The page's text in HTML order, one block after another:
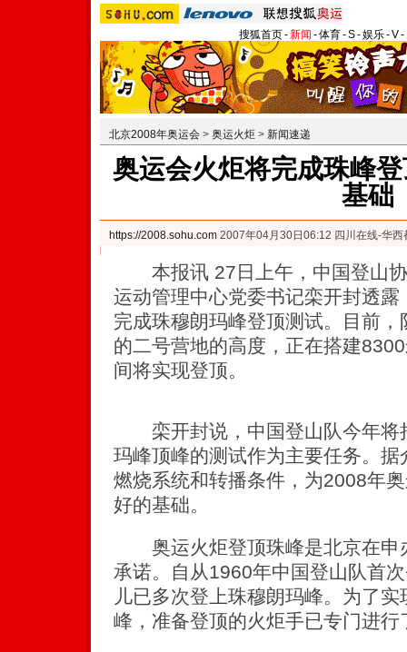
搜狐首页-新闻 -体育-S-娱乐-V-
北京2008年奥运会 > 奥运火炬 > 新闻速递
奥运会火炬将完成珠峰
基础
https://2008.sohu.com 2007年04月30日06:12 四川在线-华西
本报讯 27日上午，中国登山协
运动管理中心党委书记栾开封透
完成珠穆朗玛峰登顶测试。目前
的二号营地的高度，正在搭建
间将实现登顶。
栾开封说，中国登山队今年将
玛峰顶峰的测试作为主要任务。
燃烧系统和转播条件，为2008年
好的基础。
奥运火炬登顶珠峰是北京在申
承诺。自从1960年中国登山队首
儿已多次登上珠穆朗玛峰。为了
峰，准备登顶的火炬手已专门进